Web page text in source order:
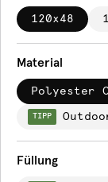
120x48
Material
Polyester
TIPP
Füllung